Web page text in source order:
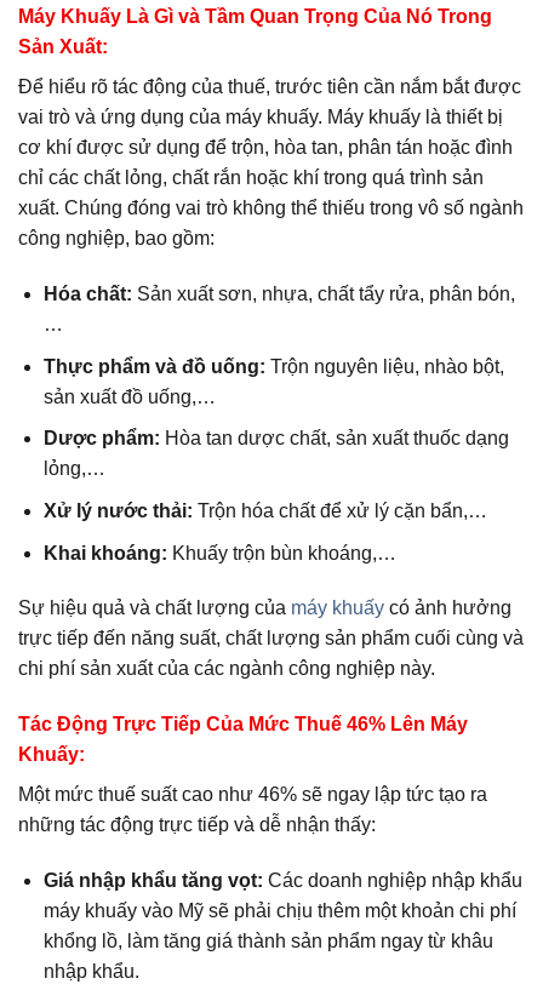
Máy Khuấy Là Gì và Tầm Quan Trọng Của Nó Trong
Sản Xuất:
Để hiểu rõ tác động của thuế, trước tiên cần nắm bắt được
vai trò và ứng dụng của máy khuấy. Máy khuấy là thiết bị
cơ khí được sử dụng để trộn, hòa tan, phân tán hoặc đình
chỉ các chất lỏng, chất rắn hoặc khí trong quá trình sản
xuất. Chúng đóng vai trò không thể thiếu trong vô số ngành
công nghiệp, bao gồm:
Hóa chất: Sản xuất sơn, nhựa, chất tẩy rửa, phân bón,
…
Thực phẩm và đồ uống: Trộn nguyên liệu, nhào bột,
sản xuất đồ uống,…
Dược phẩm: Hòa tan dược chất, sản xuất thuốc dạng
lỏng,…
Xử lý nước thải: Trộn hóa chất để xử lý cặn bẩn,…
Khai khoáng: Khuấy trộn bùn khoáng,…
Sự hiệu quả và chất lượng của máy khuấy có ảnh hưởng
trực tiếp đến năng suất, chất lượng sản phẩm cuối cùng và
chi phí sản xuất của các ngành công nghiệp này.
Tác Động Trực Tiếp Của Mức Thuế 46% Lên Máy
Khuấy:
Một mức thuế suất cao như 46% sẽ ngay lập tức tạo ra
những tác động trực tiếp và dễ nhận thấy:
Giá nhập khẩu tăng vọt: Các doanh nghiệp nhập khẩu
máy khuấy vào Mỹ sẽ phải chịu thêm một khoản chi phí
khổng lồ, làm tăng giá thành sản phẩm ngay từ khâu
nhập khẩu.